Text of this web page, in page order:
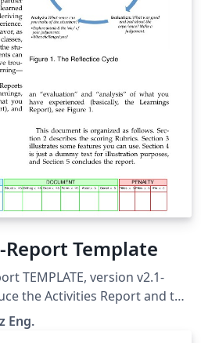
Report Template
TEMPLATE, version v2.1-
SUPERIOR TECNICO,
Independent Studies
Eng.